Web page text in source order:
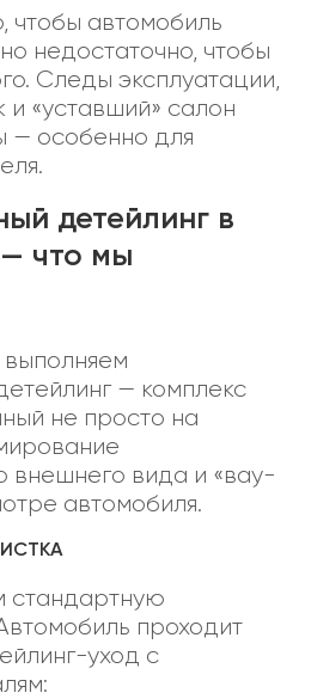
чтобы автомобиль
недостаточно, чтобы
Следы эксплуатации,
и «уставший» салон
— особенно для
детейлинг в
что мы
— комплекс
не просто на
внешнего вида и «вау-
автомобиля.
стандартную
проходит
уход с